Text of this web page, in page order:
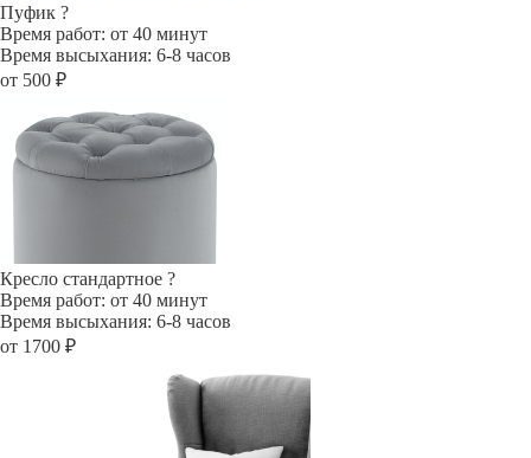
Пуфик ?
Время работ: от 40 минут
Время высыхания: 6-8 часов
от 500 ₽
Кресло стандартное ?
Время работ: от 40 минут
Время высыхания: 6-8 часов
от 1700 ₽